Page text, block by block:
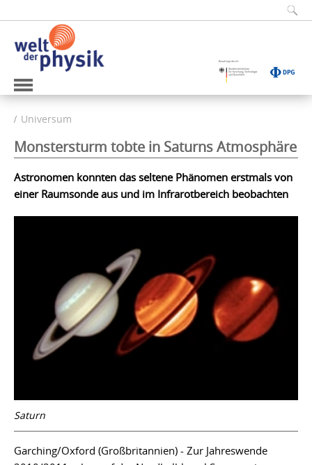
Universum
Monstersturm tobte in Saturns Atmosphäre
Astronomen konnten das seltene Phänomen erstmals von
einer Raumsonde aus und im Infrarotbereich beobachten
Saturn
Garching/Oxford (Großbritannien) - Zur Jahreswende